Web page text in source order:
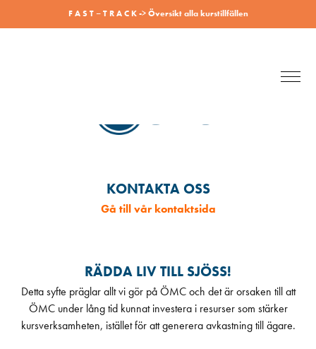
F A S T – T R A C K -> Översikt alla kurstillfällen
KONTAKTA OSS
Gå till vår kontaktsida
RÄDDA LIV TILL SJÖSS!
Detta syfte präglar allt vi gör på ÖMC och det är orsaken till att
ÖMC under lång tid kunnat investera i resurser som stärker
kursverksamheten, istället för att generera avkastning till ägare.